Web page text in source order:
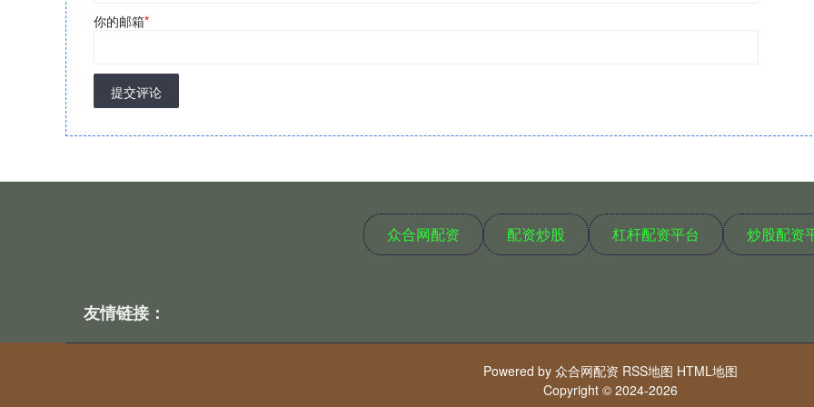
你的邮箱*
提交评论
众合网配资 配资炒股 杠杆配资平台 炒股配资
友情链接：
Powered by 众合网配资 RSS地图 HTML地图
Copyright © 2024-2026